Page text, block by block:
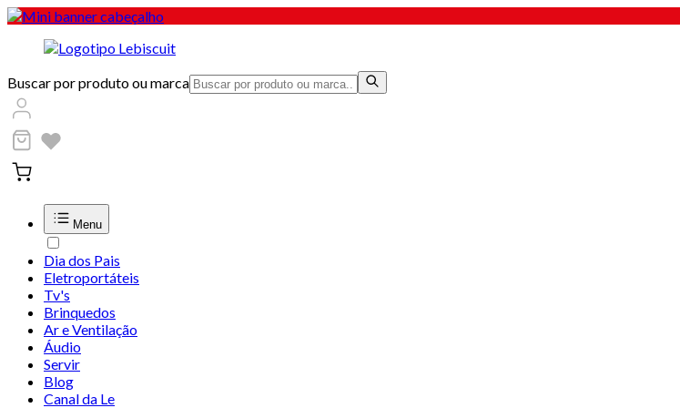
Buscar por produto ou marca
Menu
Dia dos Pais
Eletroportáteis
Tv's
Brinquedos
Ar e Ventilação
Áudio
Servir
Blog
Canal da Le